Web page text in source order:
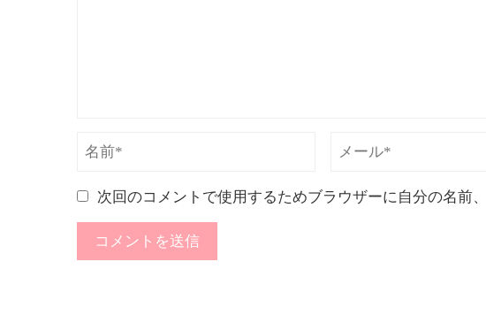
次回のコメントで使用するためブラウザーに自分の名前